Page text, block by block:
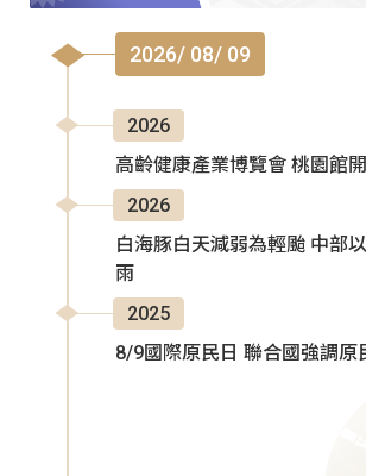
2026/ 08/ 09
2026
高齡健康產業博覽會 桃園館
2026
白海豚白天減弱為輕颱 中部
雨
2025
8/9國際原民日 聯合國強調原